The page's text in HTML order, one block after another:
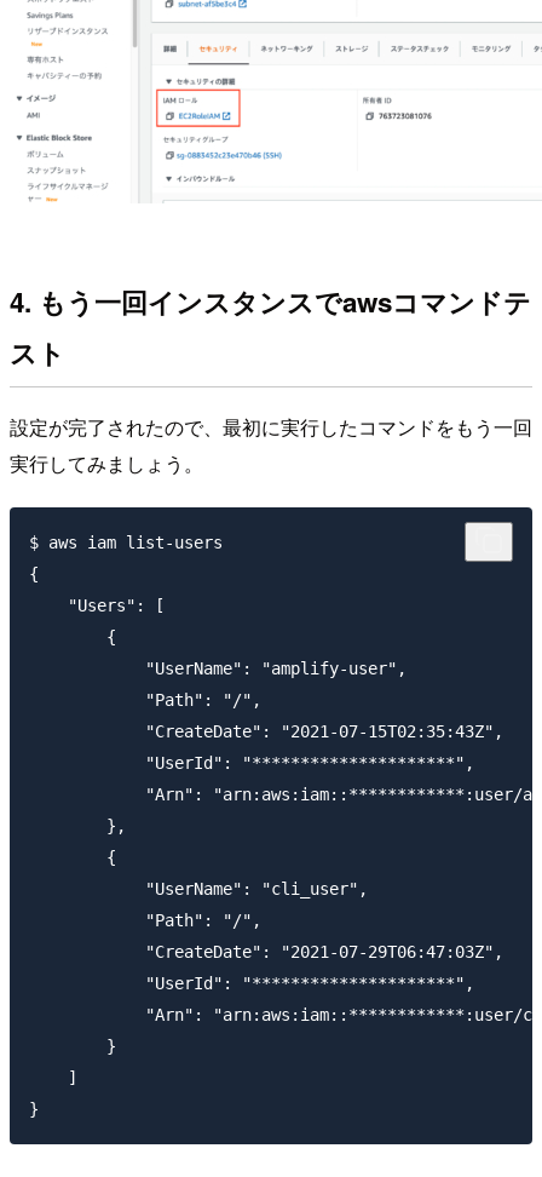
4. もう一回インスタンスでawsコマンドテ
スト
設定が完了されたので、最初に実行したコマンドをもう一回
実行してみましょう。
$ aws iam list-users
{
    "Users": [
        {
            "UserName": "amplify-user",
            "Path": "/",
            "CreateDate": "2021-07-15T02:35:43Z",
            "UserId": "*********************",
"Arn": "arn:aws:iam::************:user/
        },
        {
            "UserName": "cli_user",
            "Path": "/",
            "CreateDate": "2021-07-29T06:47:03Z",
            "UserId": "*********************",
"Arn": "arn:aws:iam::************:user/
        }
    ]